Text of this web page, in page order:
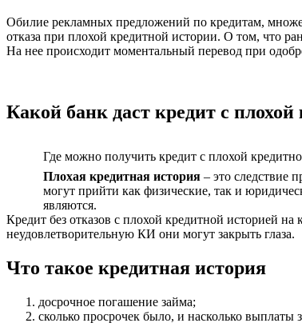
Обилие рекламных предложений по кредитам,
отказа при плохой кредитной истории. О том, что
На нее происходит моментальный перевод при
Какой банк даст кредит с
Где можно получить кредит с плохой
Плохая кредитная история – это следствие
могут прийти как физические, так и
являются.
Кредит без отказов с плохой кредитной историей
неудовлетворительную КИ они могут закрыть глаза.
Что такое кредитная история
досрочное погашение займа;
сколько просрочек было, и насколько выплаты